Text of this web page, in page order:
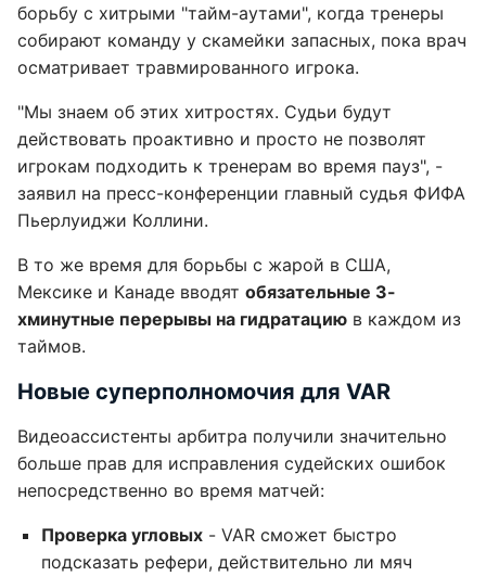
борьбу с хитрыми "тайм-аутами", когда тренеры
собирают команду у скамейки запасных, пока врач
осматривает травмированного игрока.
"Мы знаем об этих хитростях. Судьи будут
действовать проактивно и просто не позволят
игрокам подходить к тренерам во время пауз", -
заявил на пресс-конференции главный судья ФИФА
Пьерлуиджи Коллини.
В то же время для борьбы с жарой в США,
Мексике и Канаде вводят обязательные 3-
хминутные перерывы на гидратацию в каждом из
таймов.
Новые суперполномочия для VAR
Видеоассистенты арбитра получили значительно
больше прав для исправления судейских ошибок
непосредственно во время матчей:
Проверка угловых - VAR сможет быстро
подсказать рефери, действительно ли мяч